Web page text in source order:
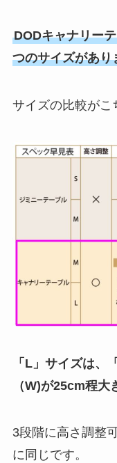
DODキャナリー
つのサイズがあり
サイズの比較がこ
「L」サイズは、
（W)が25cm程大
3段階に高さ調整
に同じです。